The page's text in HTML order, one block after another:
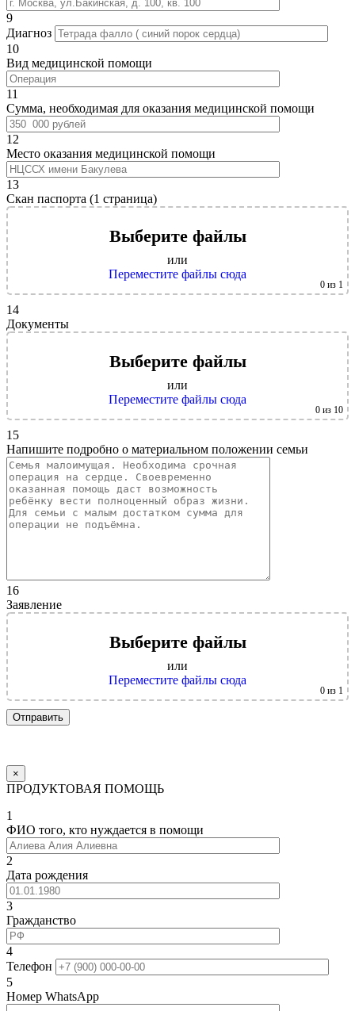
9
Диагноз
10
Вид медицинской помощи
11
Сумма, необходимая для оказания медицинской помощи
12
Место оказания медицинской помощи
13
Скан паспорта (1 страница)
Выберите файлы
или
Переместите файлы сюда
0 из 1
14
Документы
Выберите файлы
или
Переместите файлы сюда
0 из 10
15
Напишите подробно о материальном положении семьи
16
Заявление
Выберите файлы
или
Переместите файлы сюда
0 из 1
×
ПРОДУКТОВАЯ ПОМОЩЬ
1
ФИО того, кто нуждается в помощи
2
Дата рождения
3
Гражданство
4
Телефон
5
Номер WhatsApp